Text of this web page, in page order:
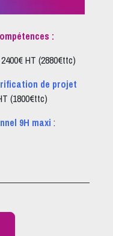
:
HT (2880€ttc)
de projet
(1800€ttc)
9H maxi :